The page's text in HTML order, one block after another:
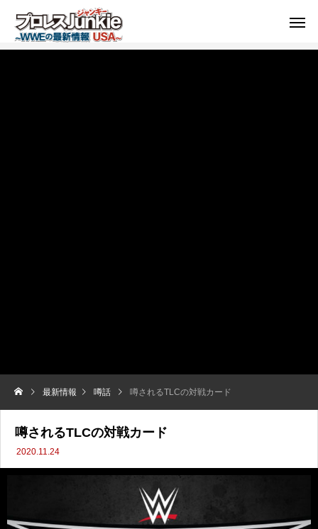
最新情報 噂話 噂されるTLCの対戦カード
噂されるTLCの対戦カード
2020.11.24